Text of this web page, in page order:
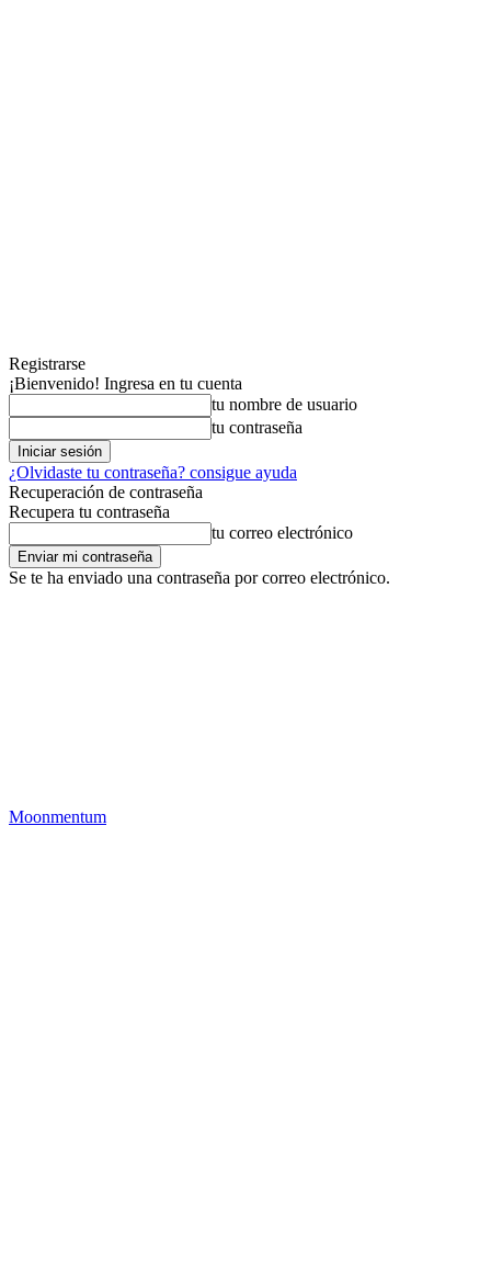
Registrarse
¡Bienvenido! Ingresa en tu cuenta
tu nombre de usuario
tu contraseña
¿Olvidaste tu contraseña? consigue ayuda
Recuperación de contraseña
Recupera tu contraseña
tu correo electrónico
Se te ha enviado una contraseña por correo electrónico.
Moonmentum